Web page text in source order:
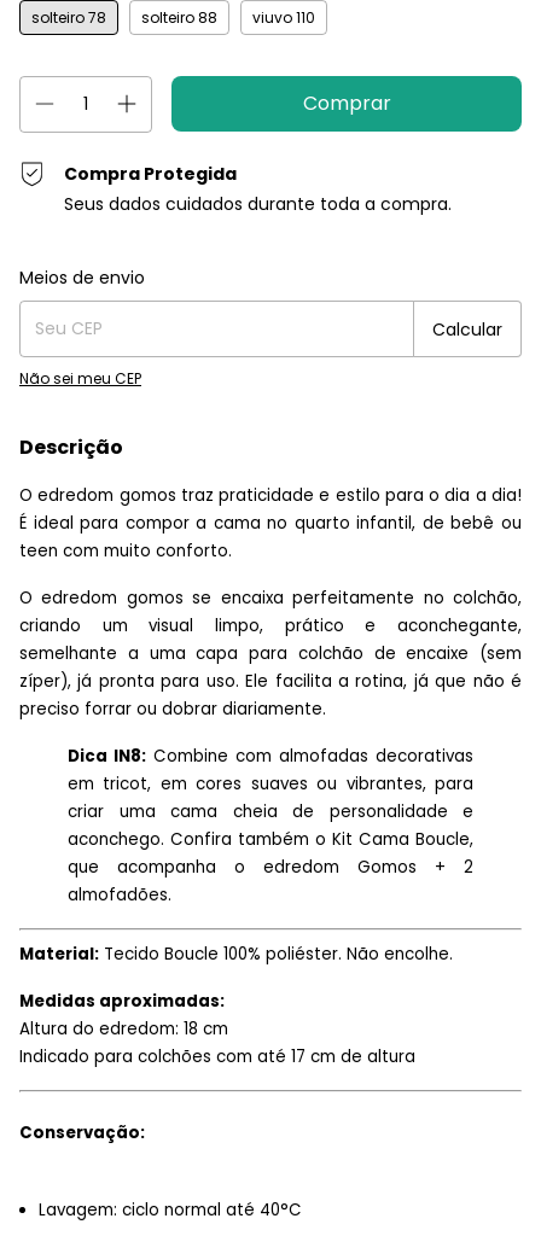
solteiro 78 solteiro 88 viuvo 110
Compra Protegida
Seus dados cuidados durante toda a compra.
Entregas para o CEP:
Meios de envio
Calcular
Não sei meu CEP
Descrição
O edredom gomos traz praticidade e estilo para o dia a dia!
É ideal para compor a cama no quarto infantil, de bebê ou
teen com muito conforto.
O edredom gomos se encaixa perfeitamente no colchão,
criando um visual limpo, prático e aconchegante,
semelhante a uma capa para colchão de encaixe (sem
zíper), já pronta para uso. Ele facilita a rotina, já que não é
preciso forrar ou dobrar diariamente.
Dica IN8: Combine com almofadas decorativas
em tricot, em cores suaves ou vibrantes, para
criar uma cama cheia de personalidade e
aconchego. Confira também o Kit Cama Boucle,
que acompanha o edredom Gomos + 2
almofadões.
Material: Tecido Boucle 100% poliéster. Não encolhe.
Medidas aproximadas:
Altura do edredom: 18 cm
Indicado para colchões com até 17 cm de altura
Conservação:
Lavagem: ciclo normal até 40°C